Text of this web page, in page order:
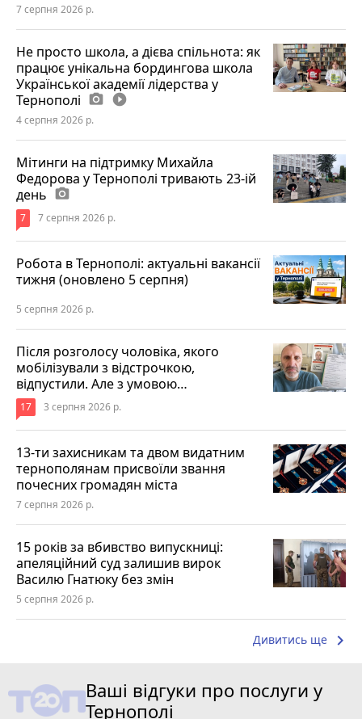
7 серпня 2026 р.
Не просто школа, а дієва спільнота: як
працює унікальна бордингова школа
Української академії лідерства у
Тернополі photo_camera play_circle_filled
4 серпня 2026 р.
Мітинги на підтримку Михайла
Федорова у Тернополі тривають 23-ій
день photo_camera
7 7 серпня 2026 р.
Робота в Тернополі: актуальні вакансії
тижня (оновлено 5 серпня)
5 серпня 2026 р.
Після розголосу чоловіка, якого
мобілізували з відстрочкою,
відпустили. Але з умовою…
17 3 серпня 2026 р.
13-ти захисникам та двом видатним
тернополянам присвоїли звання
почесних громадян міста
7 серпня 2026 р.
15 років за вбивство випускниці:
апеляційний суд залишив вирок
Василю Гнатюку без змін
5 серпня 2026 р.
Дивитись ще keyboard_arrow_right
Ваші відгуки про послуги у
Тернополі